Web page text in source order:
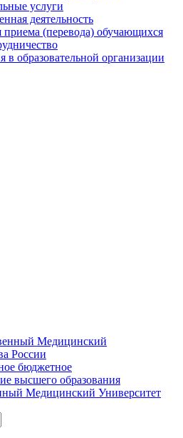
услуги
деятельность
приема (перевода) обучающихся
в образовательной организации
бюджетное
высшего образования
Медицинский Университет